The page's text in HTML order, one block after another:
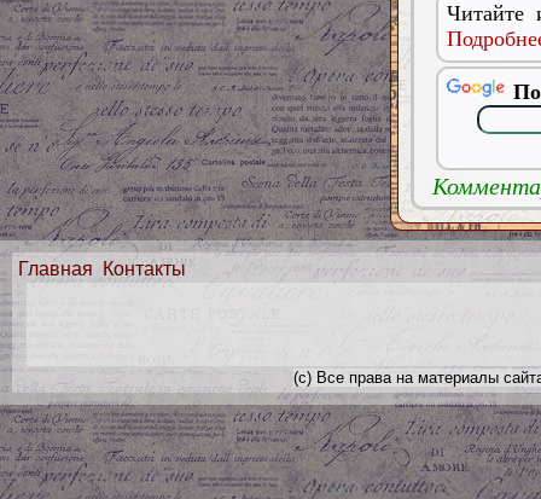
Читайте
Главная Контакты
(с) Все права на материалы